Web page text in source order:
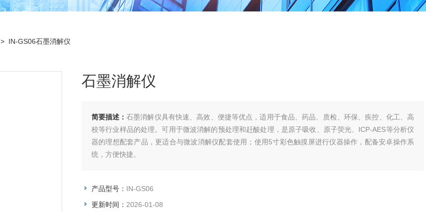
> IN-GS06石墨消解仪
石墨消解仪
简要描述： 石墨消解仪具有快速、高效、便捷等优点，适用于食品、药品、质检、环保、疾控、化工、高
校等行业样品的处理。可用于微波消解的预处理和赶酸处理，是原子吸收、原子荧光、ICP-AES等分析仪
器的理想配套产品，更适合与微波消解仪配套使用；使用5寸彩色触摸屏进行仪器操作，配备安卓操作系
统，方便快捷。
产品型号： IN-GS06
更新时间： 2026-01-08